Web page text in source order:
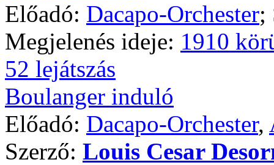
Előadó: Dacapo-Orchester;
Megjelenés ideje: 1910
52 lejátszás
Boulanger induló
Előadó: Dacapo-Orchester,
Szerző: Louis Cesar